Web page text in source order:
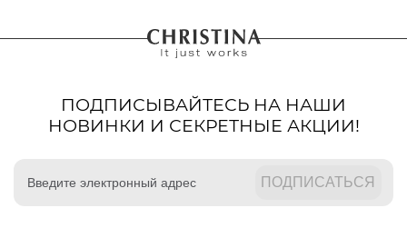
ПОДПИСЫВАЙТЕСЬ НА НАШИ
НОВИНКИ И СЕКРЕТНЫЕ АКЦИИ!